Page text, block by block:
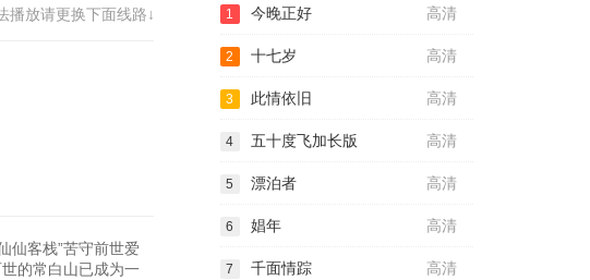
播放请更换下面线路↓
仙客栈”苦守前世爱
的常白山已成为一
高清
1 今晚正好
高清
2 十七岁
高清
3 此情依旧
高清
4 五十度飞加长版
高清
5 漂泊者
高清
6 娼年
高清
7 千面情踪